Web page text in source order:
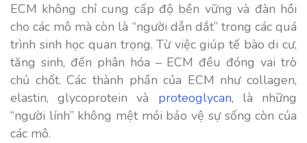
ECM không chỉ cung cấp độ bền vững và đàn hồi
cho các mô mà còn là “người dẫn dắt” trong các quá
trình sinh học quan trọng. Từ việc giúp tế bào di cư,
tăng sinh, đến phân hóa – ECM đều đóng vai trò
chủ chốt. Các thành phần của ECM như collagen,
elastin, glycoprotein và proteoglycan, là những
“người lính” không mệt mỏi bảo vệ sự sống còn của
các mô.